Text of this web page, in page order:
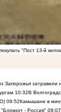
"Пост 13-й
Запорожья затравили
10:32В
09:52Камышане в
- Россия" 09:07